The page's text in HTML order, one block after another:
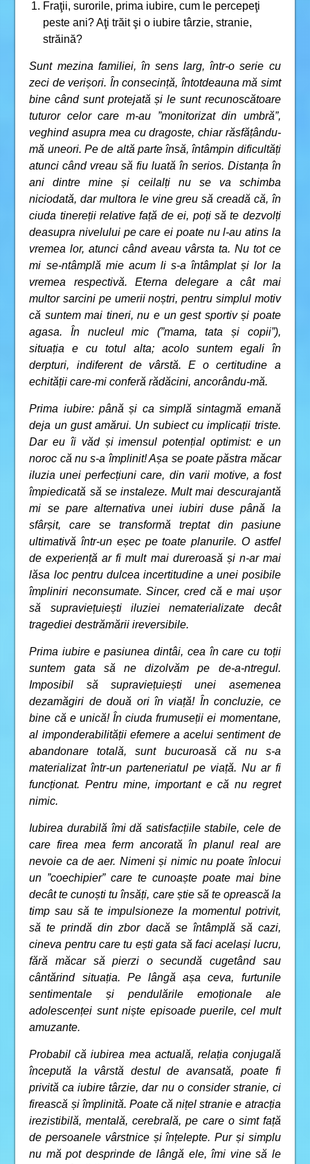
Fraţii, surorile, prima iubire, cum le percepeţi
peste ani? Aţi trăit şi o iubire târzie, stranie,
străină?
Sunt mezina familiei, în sens larg, într-o serie cu
zeci de verișori. În consecință, întotdeauna mă simt
bine când sunt protejată și le sunt recunoscătoare
tuturor celor care m-au ”monitorizat din umbră”,
veghind asupra mea cu dragoste, chiar răsfățându-
mă uneori. Pe de altă parte însă, întâmpin dificultăți
atunci când vreau să fiu luată în serios. Distanța în
ani dintre mine și ceilalți nu se va schimba
niciodată, dar multora le vine greu să creadă că, în
ciuda tinereții relative față de ei, poți să te dezvolți
deasupra nivelului pe care ei poate nu l-au atins la
vremea lor, atunci când aveau vârsta ta. Nu tot ce
mi se-ntâmplă mie acum li s-a întâmplat și lor la
vremea respectivă. Eterna delegare a cât mai
multor sarcini pe umerii noștri, pentru simplul motiv
că suntem mai tineri, nu e un gest sportiv și poate
agasa. În nucleul mic (”mama, tata și copii”),
situația e cu totul alta; acolo suntem egali în
derpturi, indiferent de vârstă. E o certitudine a
echității care-mi conferă rădăcini, ancorându-mă.
Prima iubire: până și ca simplă sintagmă emană
deja un gust amărui. Un subiect cu implicații triste.
Dar eu îi văd și imensul potențial optimist: e un
noroc că nu s-a împlinit! Așa se poate păstra măcar
iluzia unei perfecțiuni care, din varii motive, a fost
împiedicată să se instaleze. Mult mai descurajantă
mi se pare alternativa unei iubiri duse până la
sfârșit, care se transformă treptat din pasiune
ultimativă într-un eșec pe toate planurile. O astfel
de experiență ar fi mult mai dureroasă și n-ar mai
lăsa loc pentru dulcea incertitudine a unei posibile
împliniri neconsumate. Sincer, cred că e mai ușor
să supraviețuiești iluziei nematerializate decât
tragediei destrămării ireversibile.
Prima iubire e pasiunea dintâi, cea în care cu toții
suntem gata să ne dizolvăm pe de-a-ntregul.
Imposibil să supraviețuiești unei asemenea
dezamăgiri de două ori în viață! În concluzie, ce
bine că e unică! În ciuda frumuseții ei momentane,
al imponderabilității efemere a acelui sentiment de
abandonare totală, sunt bucuroasă că nu s-a
materializat într-un parteneriatul pe viață. Nu ar fi
funcționat. Pentru mine, important e că nu regret
nimic.
Iubirea durabilă îmi dă satisfacțiile stabile, cele de
care firea mea ferm ancorată în planul real are
nevoie ca de aer. Nimeni și nimic nu poate înlocui
un ”coechipier” care te cunoaște poate mai bine
decât te cunoști tu însăți, care știe să te oprească la
timp sau să te impulsioneze la momentul potrivit,
să te prindă din zbor dacă se întâmplă să cazi,
cineva pentru care tu ești gata să faci același lucru,
fără măcar să pierzi o secundă cugetând sau
cântărind situația. Pe lângă așa ceva, furtunile
sentimentale și pendulările emoționale ale
adolescenței sunt niște episoade puerile, cel mult
amuzante.
Probabil că iubirea mea actuală, relația conjugală
începută la vârstă destul de avansată, poate fi
privită ca iubire târzie, dar nu o consider stranie, ci
firească și împlinită. Poate că nițel stranie e atracția
irezistibilă, mentală, cerebrală, pe care o simt față
de persoanele vârstnice și înțelepte. Pur și simplu
nu mă pot desprinde de lângă ele, îmi vine să le